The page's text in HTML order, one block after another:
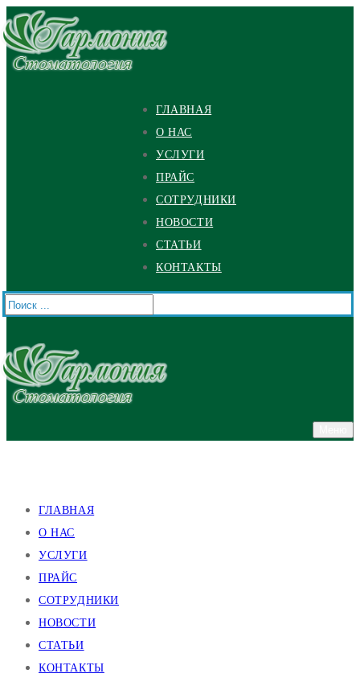
Перейти
к
содержимому
Меню
Закрыть
ГЛАВНАЯ
О НАС
УСЛУГИ
ПРАЙС
СОТРУДНИКИ
НОВОСТИ
СТАТЬИ
КОНТАКТЫ
Найти:
ГЛАВНАЯ
О НАС
УСЛУГИ
ПРАЙС
СОТРУДНИКИ
НОВОСТИ
СТАТЬИ
КОНТАКТЫ